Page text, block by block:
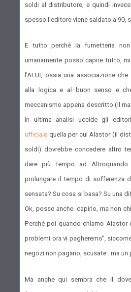
soldi al distributore, e quindi
spesso l’editore viene saldato a 90,
E tutto perché la fumetteria
umanamente posso capire tutto,
l’AFUI, ossia una associazione
alla logica e al buon senso e
meccanismo appena descritto (il
in ultima analisi uccide gli
ufficiale quella per cui Alastor (il
soldi) dovrebbe concedere altro
dare più tempo ad Altroquando
prolungare il tempo di sofferenza
sensata? Su cosa si basa? Su una
Ok, posso anche capirlo, ma non
Perché poi quando chiamo Alastor
problemi ora vi pagheremo”,
negozi non pagano, scusate…ma un
Ma anche qui sembra che il